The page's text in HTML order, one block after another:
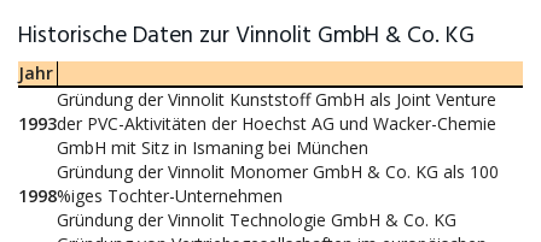
Historische Daten zur Vinnolit GmbH & Co. KG
Jahr
1993
Gründung der Vinnolit Kunststoff GmbH als Joint Venture
der PVC-Aktivitäten der Hoechst AG und Wacker-Chemie
GmbH mit Sitz in Ismaning bei München
1998
Gründung der Vinnolit Monomer GmbH & Co. KG als 100
%iges Tochter-Unternehmen
Gründung der Vinnolit Technologie GmbH & Co. KG